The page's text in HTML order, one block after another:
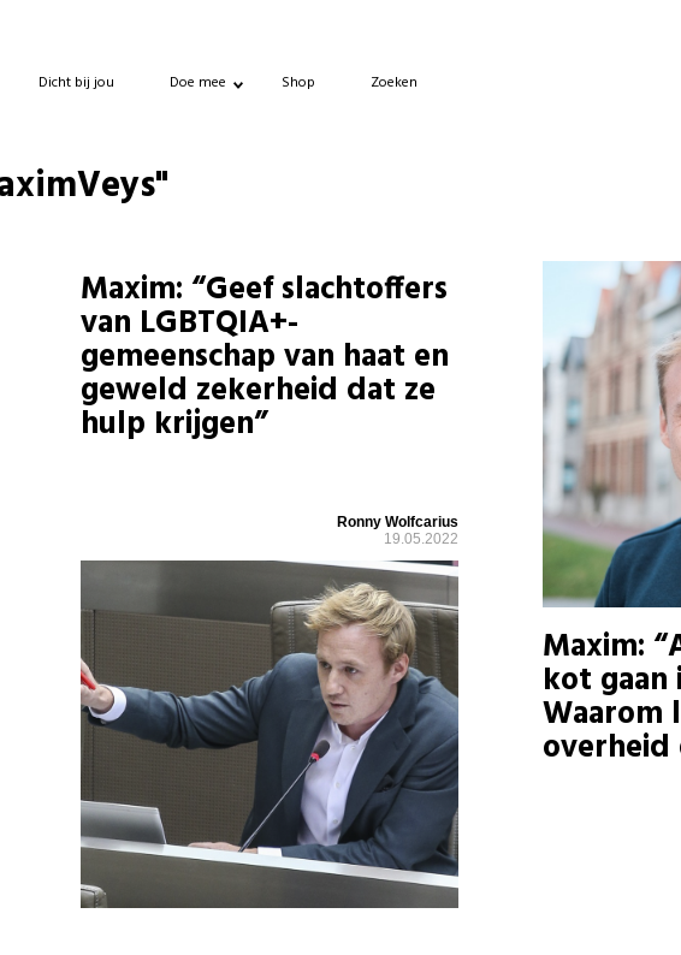
Dicht bij jou Doe mee Shop Zoeken
Maxim: “Geef slachtoffers
van LGBTQIA+-
gemeenschap van haat en
geweld zekerheid dat ze
hulp krijgen”
Ronny Wolfcarius
19.05.2022
Maxim:
kot gaan
Waarom
overheid